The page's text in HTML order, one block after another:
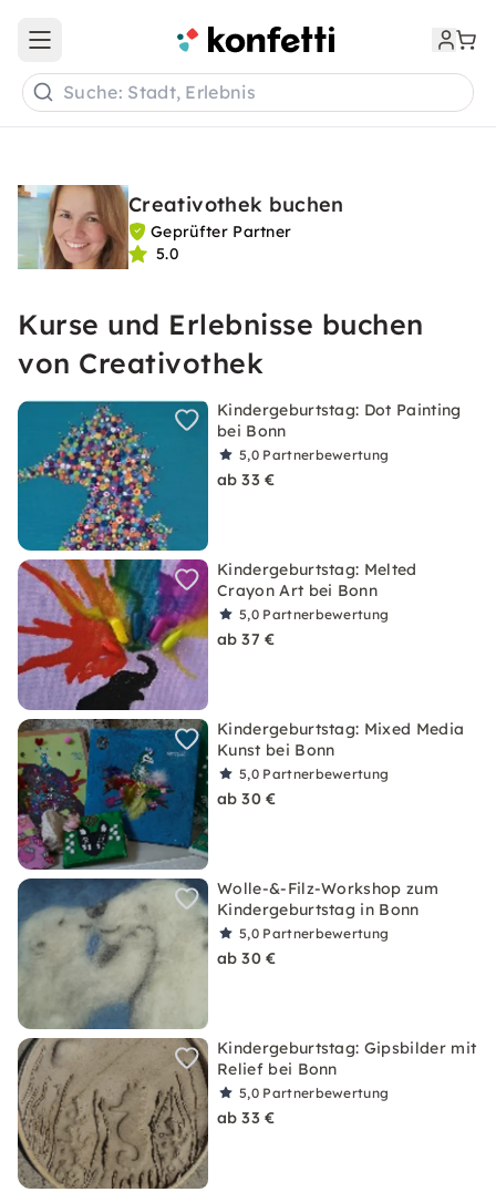
Open main menu
Suche: Stadt, Erlebnis
Creativothek buchen
Geprüfter Partner
5.0
Kurse und Erlebnisse buchen
von Creativothek
Kindergeburtstag: Dot Painting
bei Bonn
5,0 Partnerbewertung
ab 33 €
Kindergeburtstag: Melted
Crayon Art bei Bonn
5,0 Partnerbewertung
ab 37 €
Kindergeburtstag: Mixed Media
Kunst bei Bonn
5,0 Partnerbewertung
ab 30 €
Wolle-&-Filz-Workshop zum
Kindergeburtstag in Bonn
5,0 Partnerbewertung
ab 30 €
Kindergeburtstag: Gipsbilder mit
Relief bei Bonn
5,0 Partnerbewertung
ab 33 €